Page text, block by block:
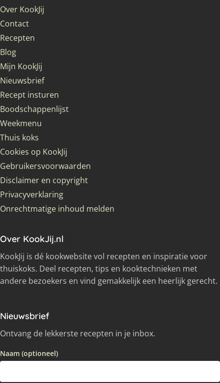
Over KookJij
Contact
Recepten
Blog
Mijn KookJij
Nieuwsbrief
Recept insturen
Boodschappenlijst
Weekmenu
Thuis koks
Cookies op KookJij
Gebruikersvoorwaarden
Disclaimer en copyright
Privacyverklaring
Onrechtmatige inhoud melden
Over KookJij.nl
KookJij is dé kookwebsite vol recepten en inspiratie voor
thuiskoks. Deel recepten, tips en kooktechnieken met
andere bezoekers en vind gemakkelijk een heerlijk gerecht.
Nieuwsbrief
Ontvang de lekkerste recepten in je inbox.
Naam (optioneel)